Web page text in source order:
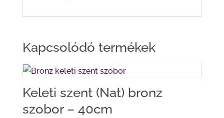
Kapcsolódó termékek
Keleti szent (Nat) bronz
szobor – 40cm